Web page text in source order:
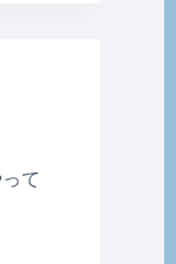
て